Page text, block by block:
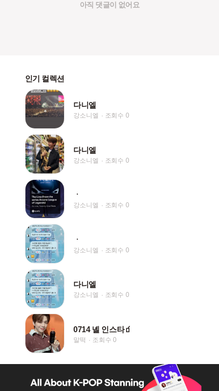
아직 댓글이 없어요
인기 컬렉션
다니엘
강소니엘 조회수 0
다니엘
강소니엘 조회수 0
ㆍ
강소니엘 조회수 0
ㆍ
강소니엘 조회수 0
다니엘
강소니엘 조회수 0
0714 녤 인스타🧃
말떡 조회수 0